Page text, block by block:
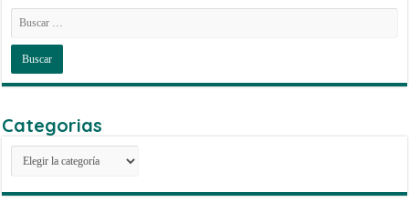
Categorias
Categorias